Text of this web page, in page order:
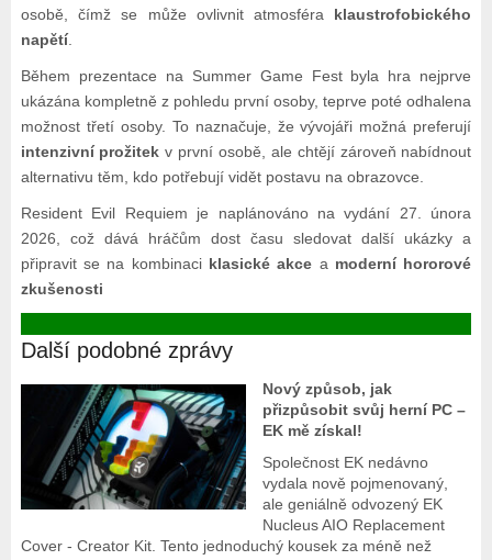
osobě, čímž se může ovlivnit atmosféra klaustrofobického
napětí.
Během prezentace na Summer Game Fest byla hra nejprve
ukázána kompletně z pohledu první osoby, teprve poté odhalena
možnost třetí osoby. To naznačuje, že vývojáři možná preferují
intenzivní prožitek v první osobě, ale chtějí zároveň nabídnout
alternativu těm, kdo potřebují vidět postavu na obrazovce.
Resident Evil Requiem je naplánováno na vydání 27. února
2026, což dává hráčům dost času sledovat další ukázky a
připravit se na kombinaci klasické akce a moderní hororové
zkušenosti
Další podobné zprávy
Nový způsob, jak
přizpůsobit svůj herní PC –
EK mě získal!
Společnost EK nedávno
vydala nově pojmenovaný,
ale geniálně odvozený EK
Nucleus AIO Replacement
Cover - Creator Kit. Tento jednoduchý kousek za méně než